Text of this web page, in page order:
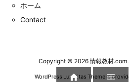
ホーム
Contact
Copyright © 2026 情報教材.com
WordPress Luxeritas Theme is
 